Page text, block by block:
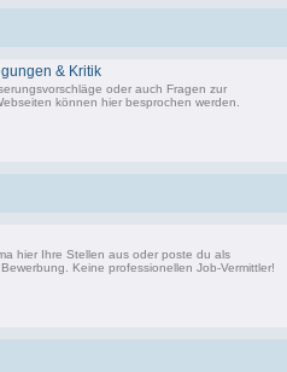
& Kritik
oder auch Fragen zur
können hier besprochen werden.
hier Ihre Stellen aus oder poste du als
Keine professionellen Job-Vermittler!